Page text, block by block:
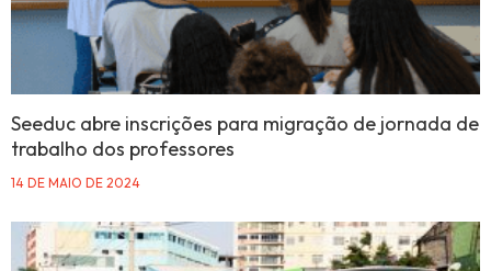
Seeduc abre inscrições para migração de jornada de
trabalho dos professores
14 DE MAIO DE 2024